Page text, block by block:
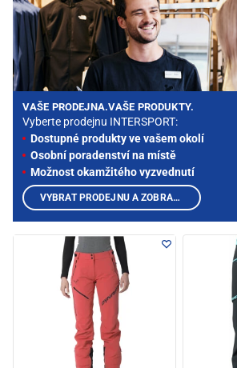
VAŠE PRODEJNA.VAŠE PRODUKTY.
Vyberte prodejnu INTERSPORT:
Dostupné produkty ve vašem okolí
Osobní poradenství na místě
Možnost okamžitého vyzvednutí
VYBRAT PRODEJNU A ZOBRAZIT PRODUKTY